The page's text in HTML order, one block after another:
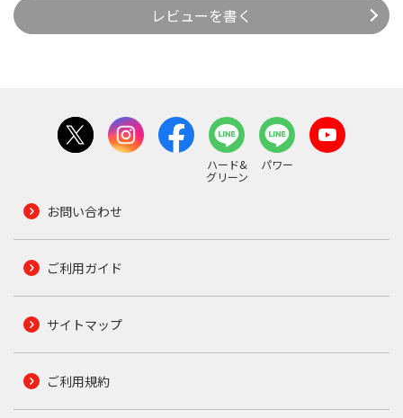
レビューを書く
ハード&
グリーン
パワー
お問い合わせ
ご利用ガイド
サイトマップ
ご利用規約